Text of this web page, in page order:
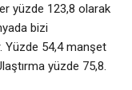
yüzde 123,8 olarak
bizi
Yüzde 54,4 manşet
yüzde 75,8.